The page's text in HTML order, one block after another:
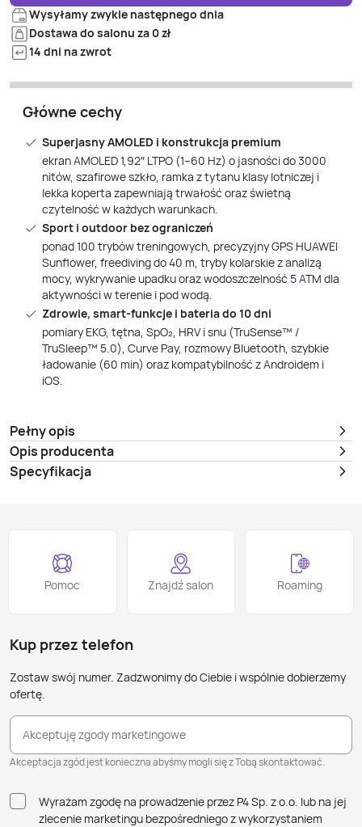
Wysyłamy zwykle następnego dnia
Dostawa do salonu za 0 zł
14 dni na zwrot
Główne cechy
Superjasny AMOLED i konstrukcja premium
ekran AMOLED 1,92″ LTPO (1–60 Hz) o jasności do 3000
nitów, szafirowe szkło, ramka z tytanu klasy lotniczej i
lekka koperta zapewniają trwałość oraz świetną
czytelność w każdych warunkach.
Sport i outdoor bez ograniczeń
ponad 100 trybów treningowych, precyzyjny GPS HUAWEI
Sunflower, freediving do 40 m, tryby kolarskie z analizą
mocy, wykrywanie upadku oraz wodoszczelność 5 ATM dla
aktywności w terenie i pod wodą.
Zdrowie, smart‑funkcje i bateria do 10 dni
pomiary EKG, tętna, SpO₂, HRV i snu (TruSense™ /
TruSleep™ 5.0), Curve Pay, rozmowy Bluetooth, szybkie
ładowanie (60 min) oraz kompatybilność z Androidem i
iOS.
Pełny opis
Opis producenta
Specyfikacja
Pomoc Znajdź salon Roaming
Kup przez telefon
Zostaw swój numer. Zadzwonimy do Ciebie i wspólnie dobierzemy
ofertę.
Akceptuję zgody marketingowe
Akceptacja zgód jest konieczna abyśmy mogli się z Tobą skontaktować.
Wyrażam zgodę na prowadzenie przez P4 Sp. z o.o. lub na jej
zlecenie marketingu bezpośredniego z wykorzystaniem